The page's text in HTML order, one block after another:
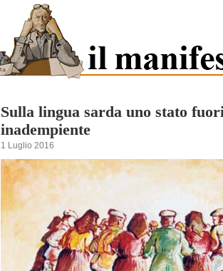
Sulla lingua sarda uno stato
inadempiente
1 Luglio 2016